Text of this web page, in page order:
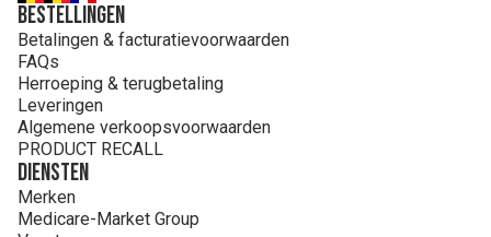
Bestellingen
Betalingen & facturatievoorwaarden
FAQs
Herroeping & terugbetaling
Leveringen
Algemene verkoopsvoorwaarden
PRODUCT RECALL
Diensten
Merken
Medicare-Market Group